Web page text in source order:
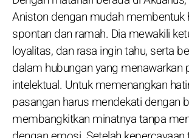
Aniston dengan mudah membentuk
spontan dan ramah. Dia mewakili
loyalitas, dan rasa ingin tahu, serta
dalam hubungan yang menawarkan
intelektual. Untuk memenangkan
pasangan harus mendekati dengan
membangkitkan minatnya tanpa